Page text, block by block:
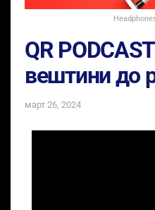
QR
вештини до
март 26, 2024